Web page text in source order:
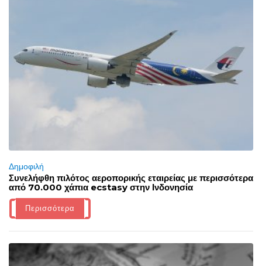
Δημοφιλή
Συνελήφθη πιλότος αεροπορικής εταιρείας με περισσότερα
από 70.000 χάπια ecstasy στην Ινδονησία
Περισσότερα